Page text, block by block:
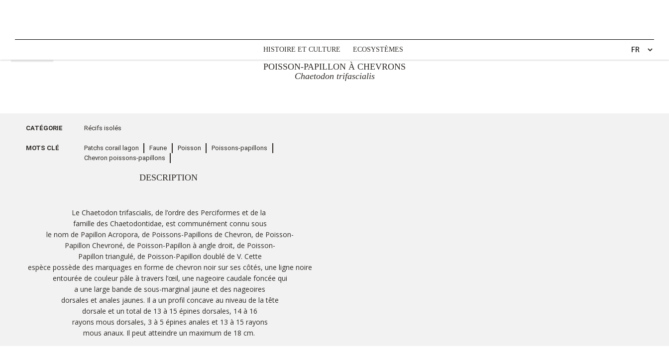
HISTOIRE ET CULTURE ECOSYSTÈMES
POISSON-PAPILLON À CHEVRONS
Chaetodon trifascialis
CATÉGORIE Récifs isolés
MOTS CLÉ Patchs corail lagon Faune Poisson
Poissons-papillons
Chevron poissons-papillons
DESCRIPTION
Le Chaetodon trifascialis, de l’ordre des Perciformes et de la
famille des Chaetodontidae, est communément connu sous
le nom de Papillon Acropora, de Poissons-Papillons de Chevron, de Poisson-
Papillon Chevroné, de Poisson-Papillon à angle droit, de Poisson-
Papillon triangulé, de Poisson-Papillon doublé de V. Cette
espèce possède des marquages en forme de chevron noir sur ses côtés, une ligne noire
entourée de couleur pâle à travers l’œil, une nageoire caudale foncée qui
a une large bande de sous-marginal jaune et des nageoires
dorsales et anales jaunes. Il a un profil concave au niveau de la tête
dorsale et un total de 13 à 15 épines dorsales, 14 à 16
rayons mous dorsales, 3 à 5 épines anales et 13 à 15 rayons
mous anaux. Il peut atteindre un maximum de 18 cm. ​